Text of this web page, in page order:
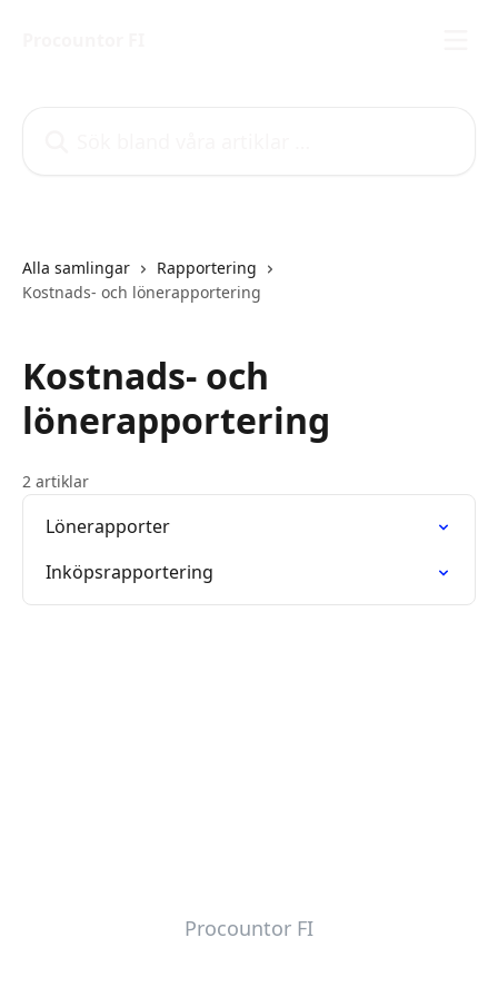
Alla samlingar
Rapportering
Kostnads- och lönerapportering
Kostnads- och
lönerapportering
2 artiklar
Lönerapporter
Inköpsrapportering
Procountor FI